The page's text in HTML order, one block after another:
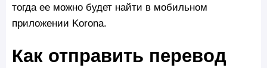
тогда ее можно будет найти в мобильном
приложении Korona.
Как отправить перевод